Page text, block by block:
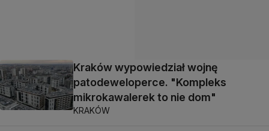
Kraków wypowiedział wojnę
patodeweloperce. "Kompleks
mikrokawalerek to nie dom"
KRAKÓW